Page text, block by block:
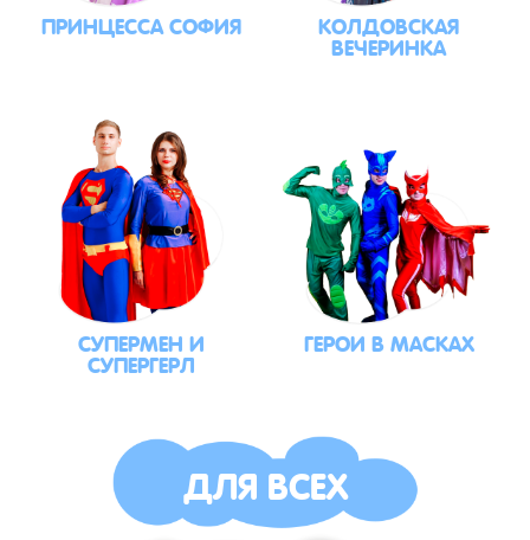
ПРИНЦЕССА СОФИЯ КОЛДОВСКАЯ
ВЕЧЕРИНКА
СУПЕРМЕН И
СУПЕРГЕРЛ ГЕРОИ В МАСКАХ
ДЛЯ ВСЕХ